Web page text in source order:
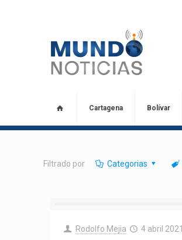
Cartagena Bolívar
Filtrado por Categorias
Rodolfo Mejia 4 abril 2021